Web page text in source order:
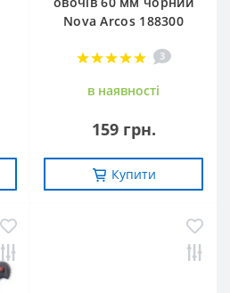
Nova Arcos 188300
3
в наявностi
159 грн.
Купити